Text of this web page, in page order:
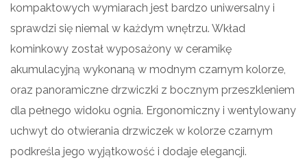
kompaktowych wymiarach jest bardzo uniwersalny i
sprawdzi się niemal w każdym wnętrzu. Wkład
kominkowy został wyposażony w ceramikę
akumulacyjną wykonaną w modnym czarnym kolorze,
oraz panoramiczne drzwiczki z bocznym przeszkleniem
dla pełnego widoku ognia. Ergonomiczny i wentylowany
uchwyt do otwierania drzwiczek w kolorze czarnym
podkreśla jego wyjątkowość i dodaje elegancji.